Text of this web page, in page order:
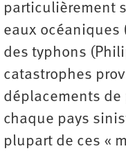
particulièrement
eaux océaniques
des typhons
catastrophes
déplacements
chaque pays
plupart de ces «